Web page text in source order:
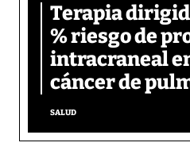
Terapia
% riesgo de
intracraneal
cáncer de
SALUD